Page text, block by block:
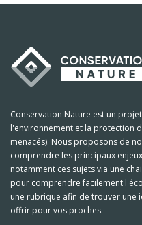
Conservation Nature est un
l'environnement et la protection
menacés). Nous proposons de
comprendre les principaux
notamment ces sujets via une
pour comprendre facilement
une rubrique afin de trouver une
offrir pour vos proches.